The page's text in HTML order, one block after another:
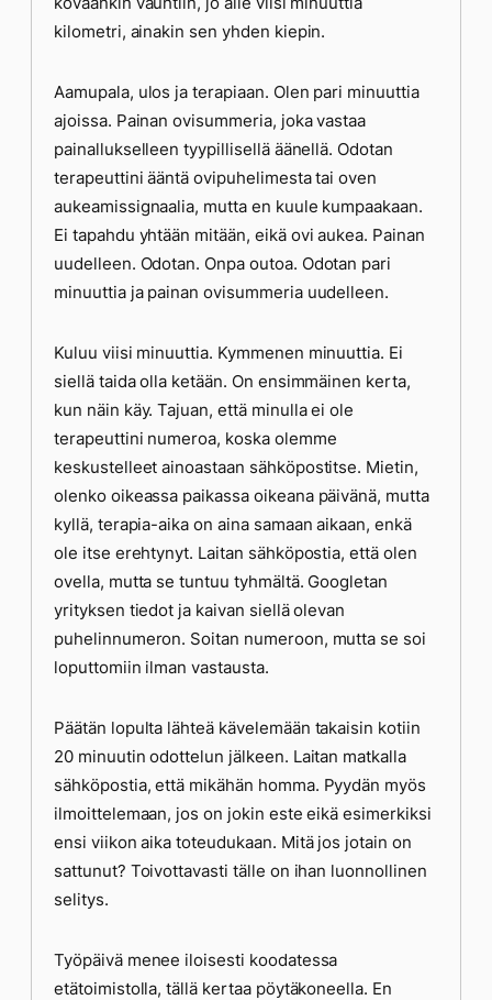
kilometri, ainakin sen yhden kiepin.
Aamupala, ulos ja terapiaan. Olen pari minuuttia
ajoissa. Painan ovisummeria, joka vastaa
painallukselleen tyypillisellä äänellä. Odotan
terapeuttini ääntä ovipuhelimesta tai oven
aukeamissignaalia, mutta en kuule kumpaakaan.
Ei tapahdu yhtään mitään, eikä ovi aukea. Painan
uudelleen. Odotan. Onpa outoa. Odotan pari
minuuttia ja painan ovisummeria uudelleen.
Kuluu viisi minuuttia. Kymmenen minuuttia. Ei
siellä taida olla ketään. On ensimmäinen kerta,
kun näin käy. Tajuan, että minulla ei ole
terapeuttini numeroa, koska olemme
keskustelleet ainoastaan sähköpostitse. Mietin,
olenko oikeassa paikassa oikeana päivänä, mutta
kyllä, terapia-aika on aina samaan aikaan, enkä
ole itse erehtynyt. Laitan sähköpostia, että olen
ovella, mutta se tuntuu tyhmältä. Googletan
yrityksen tiedot ja kaivan siellä olevan
puhelinnumeron. Soitan numeroon, mutta se soi
loputtomiin ilman vastausta.
Päätän lopulta lähteä kävelemään takaisin kotiin
20 minuutin odottelun jälkeen. Laitan matkalla
sähköpostia, että mikähän homma. Pyydän myös
ilmoittelemaan, jos on jokin este eikä esimerkiksi
ensi viikon aika toteudukaan. Mitä jos jotain on
sattunut? Toivottavasti tälle on ihan luonnollinen
selitys.
Työpäivä menee iloisesti koodatessa
etätoimistolla, tällä kertaa pöytäkoneella. En